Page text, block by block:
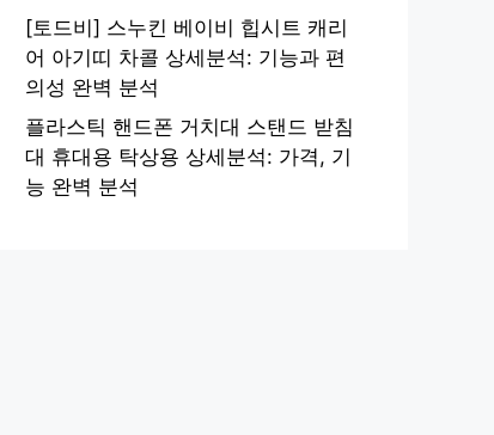
[토드비] 스누킨 베이비 힙시트 캐리
어 아기띠 차콜 상세분석: 기능과 편
의성 완벽 분석
플라스틱 핸드폰 거치대 스탠드 받침
대 휴대용 탁상용 상세분석: 가격, 기
능 완벽 분석